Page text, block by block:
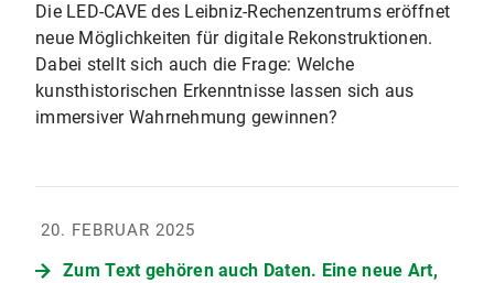
Die LED-CAVE des Leibniz-Rechenzentrums eröffnet
neue Möglichkeiten für digitale Rekonstruktionen.
Dabei stellt sich auch die Frage: Welche
kunsthistorischen Erkenntnisse lassen sich aus
immersiver Wahrnehmung gewinnen?
20. FEBRUAR 2025
Zum Text gehören auch Daten. Eine neue Art,